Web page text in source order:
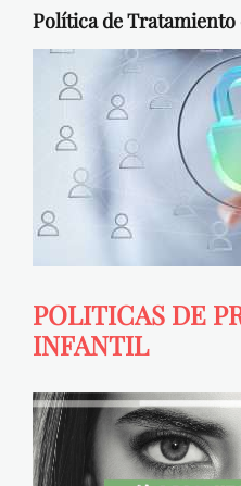
Política de Tratamiento
POLITICAS DE
INFANTIL